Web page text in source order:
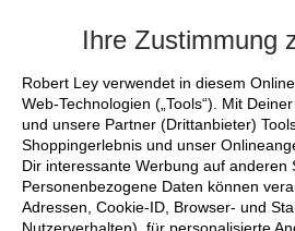
Ihre Zustimmung
Robert Ley verwendet in diesem
Web-Technologien („Tools“). Mit
und unsere Partner (Drittanbieter)
Shoppingerlebnis und unser
Dir interessante Werbung auf anderen
Personenbezogene Daten können
Adressen, Cookie-ID, Browser- und